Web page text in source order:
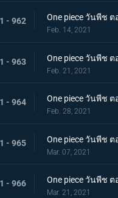
- 962
Feb. 14, 2021
- 963
Feb. 21, 2021
- 964
Feb. 28, 2021
- 965
Mar. 07, 2021
- 966
Mar. 21, 2021